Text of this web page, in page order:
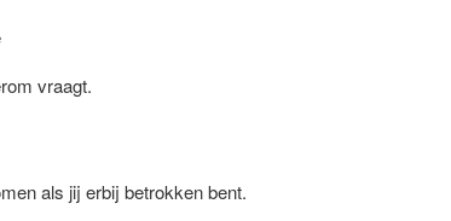
vraagt.
als jij erbij betrokken bent.